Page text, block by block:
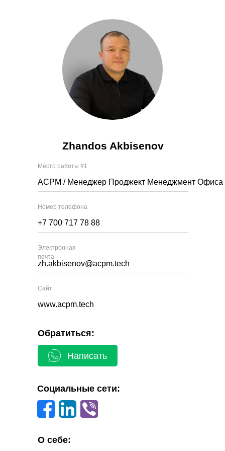
Zhandos Akbisenov
Место работы #1
ACPM / Менеджер Проджект Менеджмент Офиса
Номер телефона
+7 700 717 78 88
Электронная
почта
zh.akbisenov@acpm.tech
Сайт
www.acpm.tech
Обратиться:
Написать
Социальные сети:
О себе: